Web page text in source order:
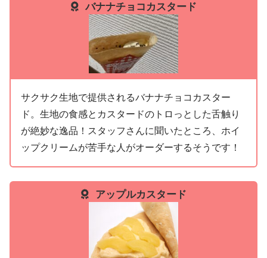
バナナチョコカスタード
サクサク生地で提供されるバナナチョコカスター
ド。生地の食感とカスタードのトロっとした舌触り
が絶妙な逸品！スタッフさんに聞いたところ、ホイ
ップクリームが苦手な人がオーダーするそうです！
アップルカスタード